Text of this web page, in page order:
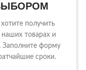
получить
товарах и
Заполните форму
сроки.